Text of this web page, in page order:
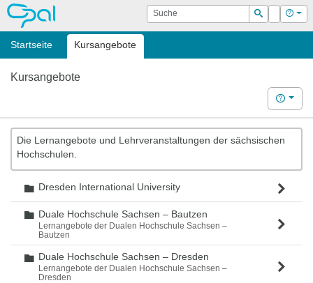
OPAL Suche
Suchen
Login Hilfe
Startseite Kursangebote
Kursangebote
Hilfe
Die Lernangebote und Lehrveranstaltungen der sächsischen
Hochschulen.
Ordner
Dresden International University
Ordner
Duale Hochschule Sachsen – Bautzen
Lernangebote der Dualen Hochschule Sachsen –
Bautzen
Ordner
Duale Hochschule Sachsen – Dresden
Lernangebote der Dualen Hochschule Sachsen –
Dresden